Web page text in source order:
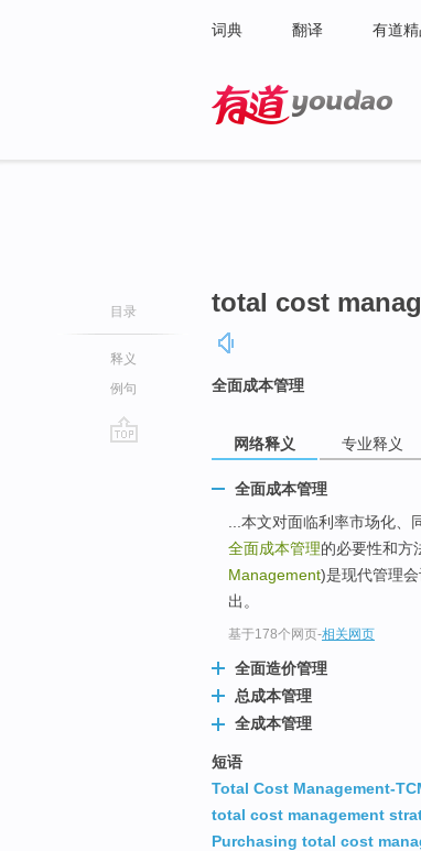
词典 翻译 有道
目录
释义
例句
total cost
全面成本管理
网络释义 专业释义
全面成本管理
...本文对面临利率市场化
全面成本管理的必要性和方
Management)是现代管理
出。
基于178个网页-相关网页
全面造价管理
总成本管理
全成本管理
短语
Total Cost Management-
total cost management
Purchasing total cost